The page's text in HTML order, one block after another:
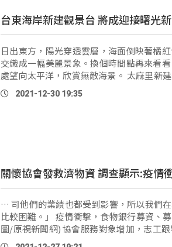
台東海岸新建觀景台 將成迎接曙光
日出東方，陽光穿透雲層，海面倒映著橘
交織成一幅美麗景象。換個時間點再來看
處望向太平洋，欣賞無敵海景。 太麻里新建華源曙光觀景台，提供民眾迎
曙光、看海景、追活車。(攝/
2021-12-30 19:35
關懷協會發救濟物資 調查顯示:疫情
… 司他們的業績也都受到影響，所以我們
比較困難。」 疫情衝擊，食物銀行募
圖/原視新聞網) 協會服務對象增加，志工跟物資都面臨缺口，希望企業界
伸出援手，也邀集民眾小額捐贈，匯聚愛心